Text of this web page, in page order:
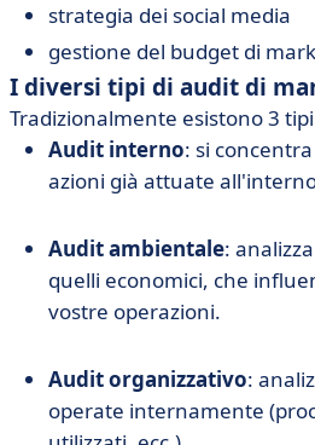
strategia dei social media
gestione del budget di
I diversi tipi di audit di
Tradizionalmente esistono 3
Audit interno: si
azioni già attuate
Audit ambientale:
quelli economici, che
vostre operazioni.
Audit organizzativo:
operate internamente